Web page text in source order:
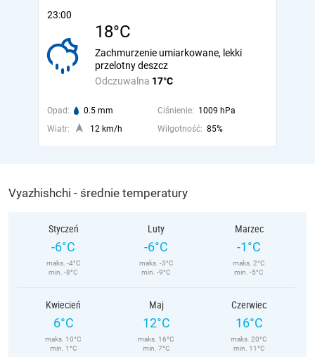
23:00
18°C
Odczuwalna 17°C
Zachmurzenie umiarkowane, lekki
przelotny deszcz
Opad: 0.5 mm Ciśnienie: 1009 hPa
Wiatr:
12 km/h Wilgotność: 85%
Vyazhishchi - średnie temperatury
Styczeń
-6°C
maks. -4°C
min. -8°C
Luty
-6°C
maks. -3°C
min. -9°C
Marzec
-1°C
maks. 2°C
min. -5°C
Kwiecień
6°C
maks. 10°C
min. 1°C
Maj
12°C
maks. 16°C
min. 7°C
Czerwiec
16°C
maks. 20°C
min. 11°C